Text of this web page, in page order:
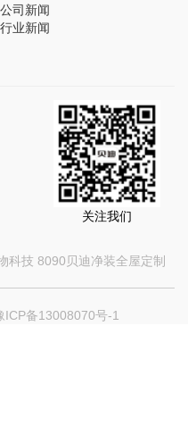
公司新闻
行业新闻
关注我们
科技 8090贝迪净装全屋定制
ICP备13008070号-1